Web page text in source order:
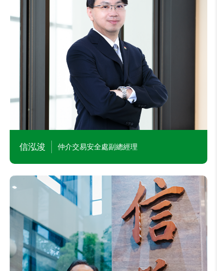
信泓浚 仲介交易安全處副總經理
本公司仲介事業處副總經理
本公司關係企業總經理
淡水工商專校(今真理大學)電子資料處理科
蘇宜傑
總稽核
主要學經歷
馬來西亞觀光旅遊事業群建設事業副總經理
大陸仲介事業服務處副總經理